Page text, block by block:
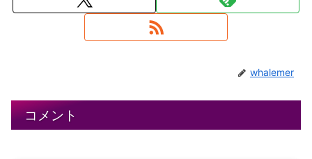
whalemer
コメント